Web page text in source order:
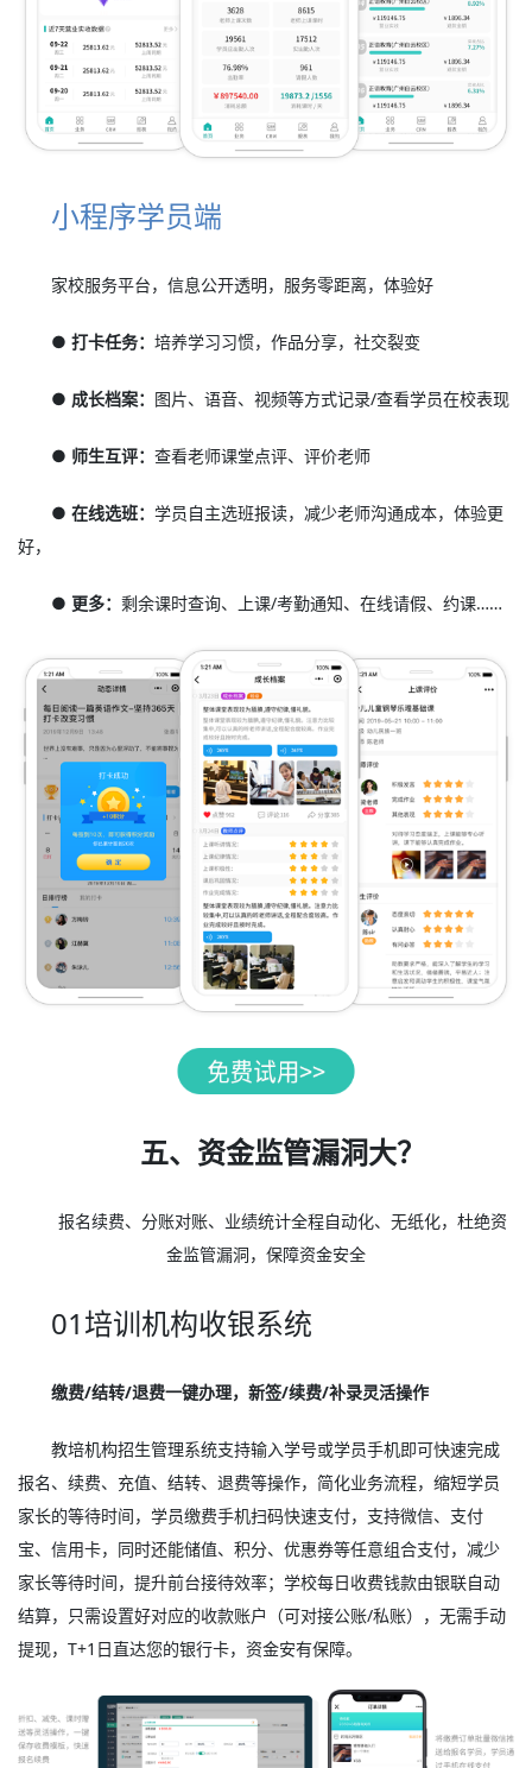
小程序学员端
家校服务平台，信息公开透明，服务零距离，体验好
● 打卡任务：培养学习习惯，作品分享，社交裂变
● 成长档案： 图片、语音、视频等方式记录/查看学员在校表现
● 师生互评：查看老师课堂点评、评价老师
● 在线选班：学员自主选班报读，减少老师沟通成本，体验更
好，
● 更多：剩余课时查询、上课/考勤通知、在线请假、约课……
五、资金监管漏洞大？
报名续费、分账对账、业绩统计全程自动化、无纸化，杜绝资
金监管漏洞，保障资金安全
01培训机构收银系统
缴费/结转/退费一键办理，新签/续费/补录灵活操作
教培机构招生管理系统支持输入学号或学员手机即可快速完成
报名、续费、充值、结转、退费等操作，简化业务流程，缩短学员
家长的等待时间，学员缴费手机扫码快速支付，支持微信、支付
宝、信用卡，同时还能储值、积分、优惠券等任意组合支付，减少
家长等待时间，提升前台接待效率；学校每日收费钱款由银联自动
结算，只需设置好对应的收款账户（可对接公账/私账），无需手动
提现，T+1日直达您的银行卡，资金安有保障。